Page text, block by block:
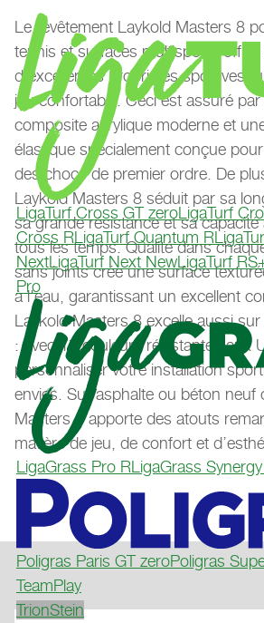
LigaTurf Cross GT zeroLigaTurf
Cross RLigaTurf Quantum R
NextLigaTurf Next NewLigaTurf
Pro
LigaGrass Pro RLigaGrass
Poligras Paris GT zeroPoligras
TeamPlay
TrionStein
Le revêtement Laykold Masters 8
tennis et surfaces multisports offre,
d'excellentes propriétés sportives,
jeu confortable. Ceci est assuré
composite acrylique moderne et
élastique spécialement conçue
des chocs de premier ordre. De
Laykold Masters 8 séduit par sa
sa grande résistance et sa capacité
tous les temps. Qualité dans
sans joints crée une surface
à l'eau, garantissant un excellent
Laykold Masters 8 excelle aussi
: avec 17 couleurs résistantes aux
personnaliser votre installation
envies. Sur asphalte ou béton neuf
Masters 8 apporte des atouts
matière de jeu, de confort et